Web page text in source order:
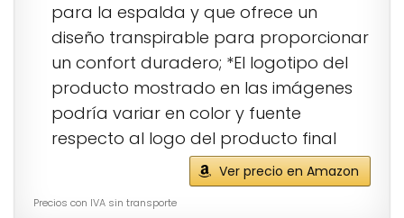
para la espalda y que ofrece un
diseño transpirable para proporcionar
un confort duradero; *El logotipo del
producto mostrado en las imágenes
podría variar en color y fuente
respecto al logo del producto final
Ver precio en Amazon
Precios con IVA sin transporte